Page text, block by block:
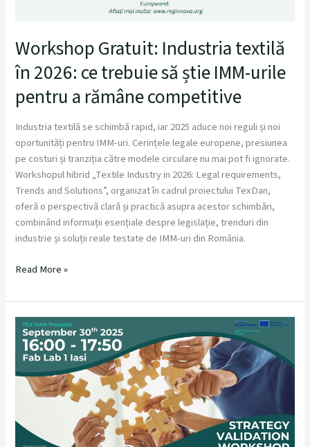
Workshop Gratuit: Industria textilă
în 2026: ce trebuie să știe IMM-urile
pentru a rămâne competitive
Industria textilă se schimbă rapid, iar 2025 aduce noi reguli și noi
oportunități pentru IMM-uri. Cerințele legale europene, presiunea
pe costuri și tranziția către modele circulare nu mai pot fi ignorate.
Workshopul hibrid „Textile Industry in 2026: Legal requirements,
Trends and Solutions”, organizat în cadrul proiectului TexDan,
oferă o perspectivă clară și practică asupra acestor schimbări,
combinând informații esențiale despre legislație, trenduri din
industrie și soluții reale testate de IMM-uri din România.
Read More »
TEX-
DAN
Strategy
Validation
Workshop